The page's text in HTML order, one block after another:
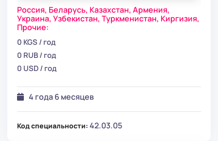
Россия, Беларусь, Казахстан, Армения,
Украина, Узбекистан, Туркменистан, Киргизия,
Прочие:
0 KGS / год
0 RUB / год
0 USD / год
4 года 6 месяцев
Код специальности: 42.03.05